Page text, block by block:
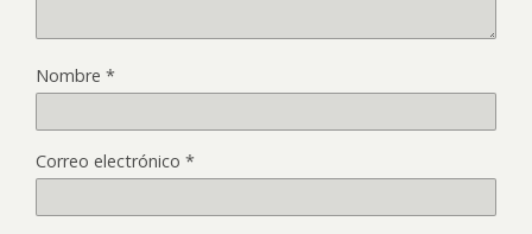
Nombre *
Correo electrónico *